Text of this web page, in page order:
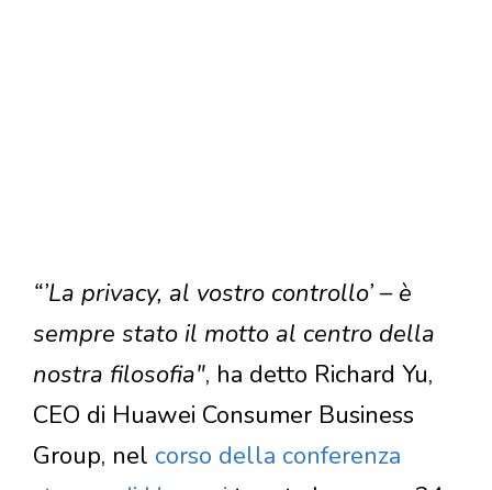
“’La privacy, al vostro controllo’ – è
sempre stato il motto al centro della
nostra filosofia", ha detto Richard Yu,
CEO di Huawei Consumer Business
Group, nel corso della conferenza